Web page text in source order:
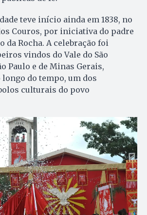
teve início ainda em 1838, no
Couros, por iniciativa do padre
da Rocha. A celebração foi
vindos do Vale do São
Paulo e de Minas Gerais,
do tempo, um dos
culturais do povo